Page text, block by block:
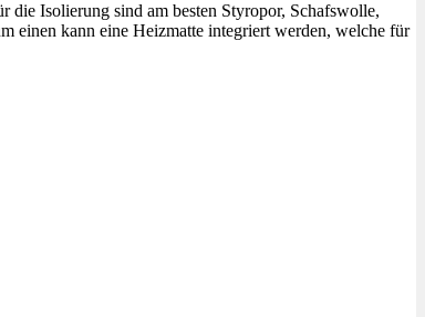
die Isolierung sind am besten Styropor, Schafswolle,
einen kann eine Heizmatte integriert werden, welche für